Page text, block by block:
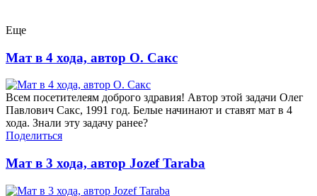
Еще
Мат в 4 хода, автор О. Сакс
Всем посетителеям доброго здравия! Автор этой задачи Олег
Павлович Сакс, 1991 год. Белые начинают и ставят мат в 4
хода. Знали эту задачу ранее?
Поделиться
Мат в 3 хода, автор Jozef Taraba